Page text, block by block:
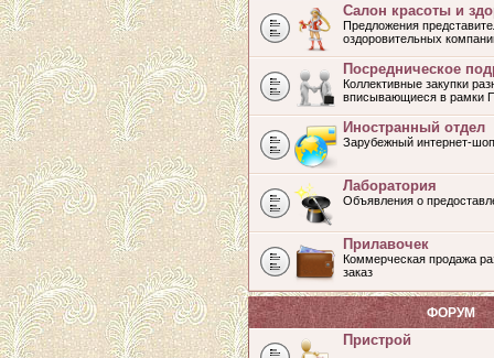
Салон красоты и
Предложения
оздоровительных
Посредническое
Коллективные закупки
вписывающиеся в рамки
Иностранный отдел
Зарубежный интернет-
Лаборатория
Объявления о
Прилавочек
Коммерческая продажа
заказ
ФОРУМ
Пристрой